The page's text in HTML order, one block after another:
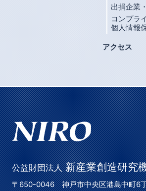
出捐企業
コンプラ
個人情報
アクセス
公益財団法人新産業創造研究
〒650-0046 神戸市中央区港島中町6